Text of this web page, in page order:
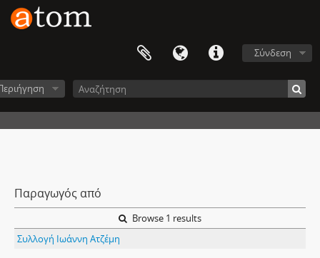
Σύνδεση
Παραγωγός από
Browse 1 results
Συλλογή Ιωάννη Ατζέμη